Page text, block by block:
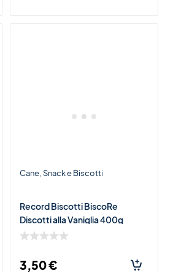
Cane Snack e Biscotti
Record Biscotti BiscoRe
Discotti alla Vaniglia 400g
3,50€